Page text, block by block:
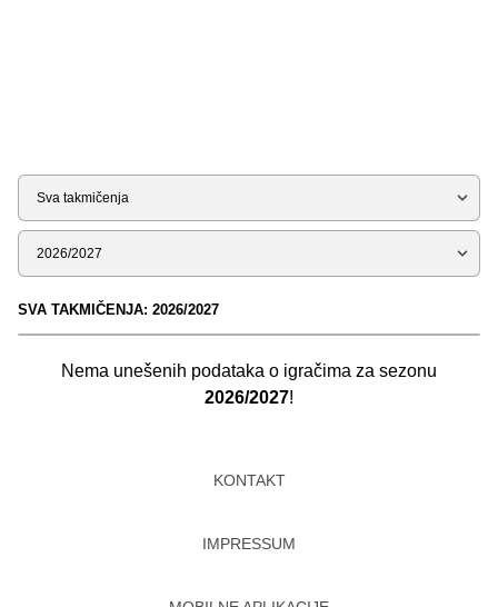
Tip
Sezona
SVA TAKMIČENJA: 2026/2027
Nema unešenih podataka o igračima za sezonu
2026/2027!
KONTAKT
IMPRESSUM